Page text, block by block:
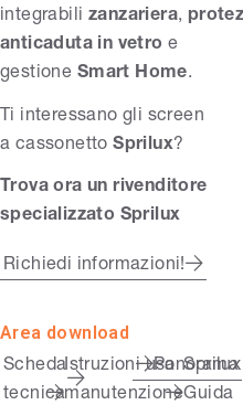
integrabili zanzariera,
anticaduta in vetro e
gestione Smart Home.
Ti interessano gli screen
a cassonettoSprilux?
Trova ora un rivenditore
specializzato Sprilux
Richiedi informazioni!
Area download
Scheda
tecnica
Istruzioni uso
manutenzione
Panorama
Sprilux
Guida